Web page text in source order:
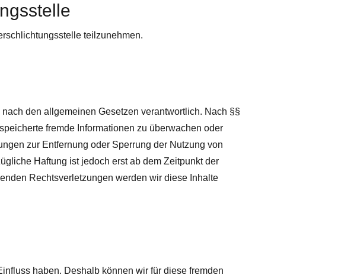
teilzunehmen.
den allgemeinen Gesetzen verantwortlich. Nach §§
fremde Informationen zu überwachen oder
zur Entfernung oder Sperrung der Nutzung von
Haftung ist jedoch erst ab dem Zeitpunkt der
Rechtsverletzungen werden wir diese Inhalte
haben. Deshalb können wir für diese fremden